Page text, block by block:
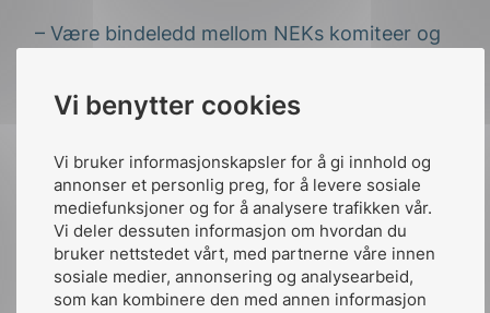
Vi benytter cookies
Vi bruker informasjonskapsler for å gi innhold og
annonser et personlig preg, for å levere sosiale
mediefunksjoner og for å analysere trafikken vår.
Vi deler dessuten informasjon om hvordan du
bruker nettstedet vårt, med partnerne våre innen
sosiale medier, annonsering og analysearbeid,
som kan kombinere den med annen informasjon
– Være bindeledd mellom NEKs komiteer og
– Etablere løsninger hvor den teknologiske
Initielt vil Havvindforum engasjere komiteene
i NEK. Når forumet er etablert vil det bli
drøftet behovet for å åpne forumet for andre
interessenter. Mandatet vil uansett knytte
seg til NEKs arbeidsområde som er